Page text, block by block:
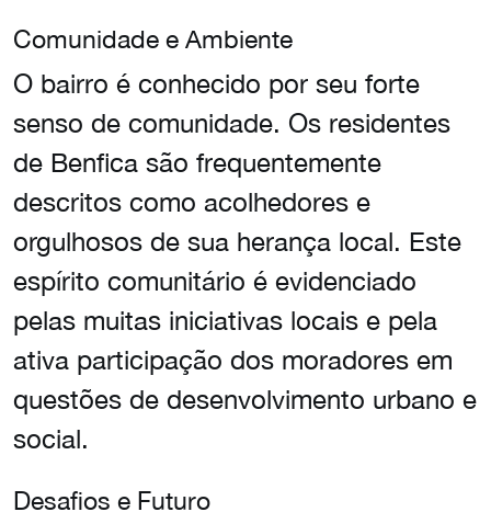
Comunidade e Ambiente
O bairro é conhecido por seu forte
senso de comunidade. Os residentes
de Benfica são frequentemente
descritos como acolhedores e
orgulhosos de sua herança local. Este
espírito comunitário é evidenciado
pelas muitas iniciativas locais e pela
ativa participação dos moradores em
questões de desenvolvimento urbano e
social.
Desafios e Futuro